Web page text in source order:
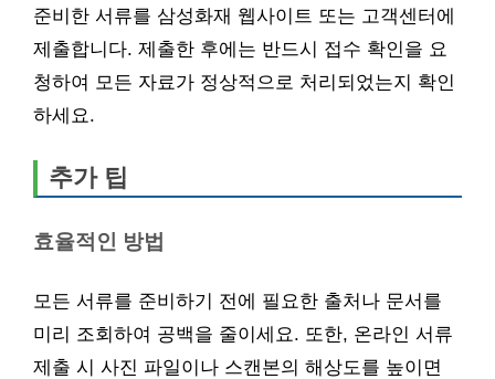
준비한 서류를 삼성화재 웹사이트 또는 고객센터에
제출합니다. 제출한 후에는 반드시 접수 확인을 요
청하여 모든 자료가 정상적으로 처리되었는지 확인
하세요.
추가 팁
효율적인 방법
모든 서류를 준비하기 전에 필요한 출처나 문서를
미리 조회하여 공백을 줄이세요. 또한, 온라인 서류
제출 시 사진 파일이나 스캔본의 해상도를 높이면